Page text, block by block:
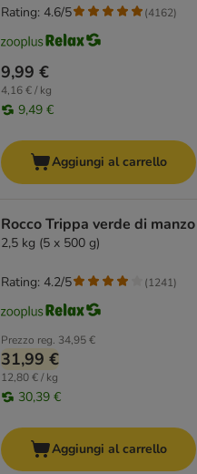
9,99 €
4,16 € / kg
9,49 €
Rating: 4.6/5 (4162)
Aggiungi al carrello
Rocco Trippa verde di manzo
2,5 kg (5 x 500 g)
Prezzo reg. 34,95 €
31,99 €
12,80 € / kg
30,39 €
Rating: 4.2/5 (1241)
Aggiungi al carrello